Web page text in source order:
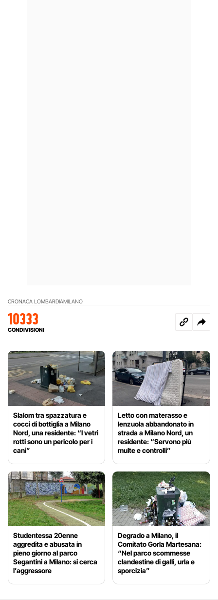
CRONACA LOMBARDIAMILANO
10333
CONDIVISIONI
Slalom tra spazzatura e
cocci di bottiglia a Milano
Nord, una residente: “I vetri
rotti sono un pericolo per i
cani”
Letto con materasso e
lenzuola abbandonato in
strada a Milano Nord, un
residente: “Servono più
multe e controlli”
Studentessa 20enne
aggredita e abusata in
pieno giorno al parco
Segantini a Milano: si cerca
l’aggressore
Degrado a Milano, il
Comitato Gorla Martesana:
“Nel parco scommesse
clandestine di galli, urla e
sporcizia”